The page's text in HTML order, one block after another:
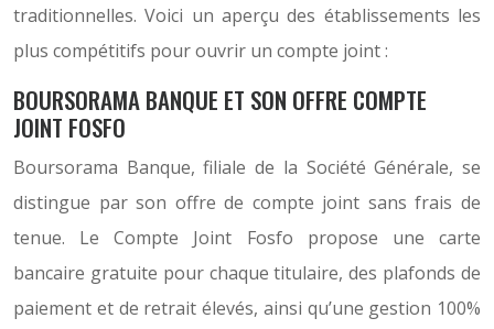
traditionnelles. Voici un aperçu des établissements les
plus compétitifs pour ouvrir un compte joint :
BOURSORAMA BANQUE ET SON OFFRE COMPTE
JOINT FOSFO
Boursorama Banque, filiale de la Société Générale, se
distingue par son offre de compte joint sans frais de
tenue. Le Compte Joint Fosfo propose une carte
bancaire gratuite pour chaque titulaire, des plafonds de
paiement et de retrait élevés, ainsi qu’une gestion 100%